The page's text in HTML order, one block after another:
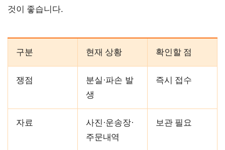
것이 좋습니다.
구분 현재 상황 확인할 점
쟁점
분실·파손 발
생
즉시 접수
자료
사진·운송장·
주문내역
보관 필요